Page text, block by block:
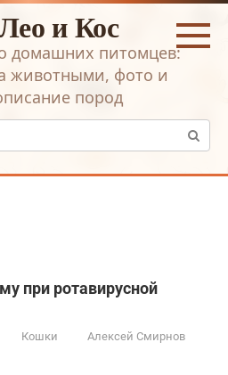
и Кос
домашних питомцев:
животными, фото и
пород
при ротавирусной
Кошки Алексей Смирнов